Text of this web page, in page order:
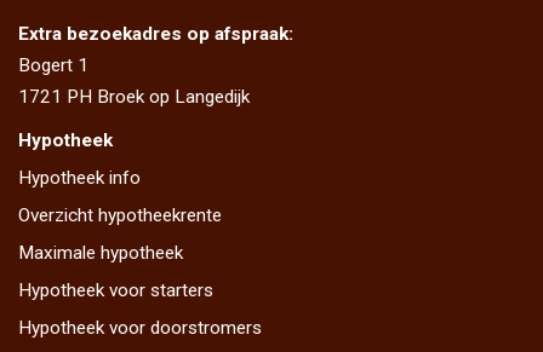
Extra bezoekadres op afspraak:
Bogert 1
1721 PH Broek op Langedijk
Hypotheek
Hypotheek info
Overzicht hypotheekrente
Maximale hypotheek
Hypotheek voor starters
Hypotheek voor doorstromers